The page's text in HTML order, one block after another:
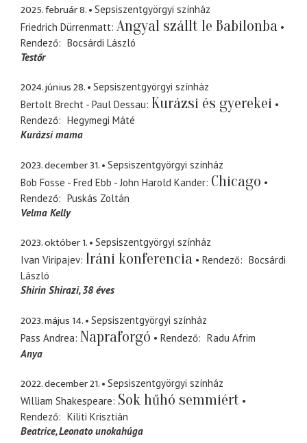
2025. február 8.
Sepsiszentgyörgyi színház
Friedrich Dürrenmatt Angyal szállt le Babilonba
Rendező
Bocsárdi László
Testőr
2024. június 28.
Sepsiszentgyörgyi színház
Bertolt Brecht - Paul Dessau Kurázsi és gyerekei
Rendező
Hegymegi Máté
Kurázsi mama
2023. december 31.
Sepsiszentgyörgyi színház
Bob Fosse - Fred Ebb - John Harold Kander Chicago
Rendező
Puskás Zoltán
Velma Kelly
2023. október 1.
Sepsiszentgyörgyi színház
Ivan Viripajev Iráni konferencia Rendező
Bocsárdi
László
Shirin Shirazi, 38 éves
2023. május 14.
Sepsiszentgyörgyi színház
Pass Andrea Napraforgó Rendező
Radu Afrim
Anya
2022. december 21.
Sepsiszentgyörgyi színház
William Shakespeare Sok hűhó semmiért
Rendező
Kiliti Krisztián
Beatrice Leonato unokahúga